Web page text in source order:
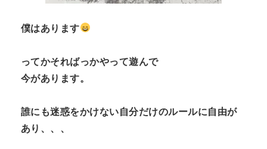
僕はあります
ってかそればっかやって遊んで
今があります。
誰にも迷惑をかけない自分だけのルールに自由が
あり、、、